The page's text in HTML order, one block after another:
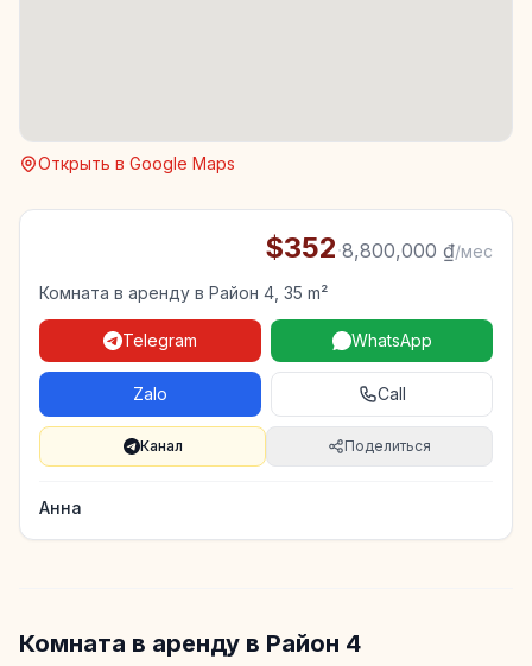
Открыть в Google Maps
$352·8,800,000 ₫/мес
Комната в аренду в Район 4, 35 m²
Telegram WhatsApp
Zalo Call
Канал Поделиться
Анна
Комната в аренду в Район 4